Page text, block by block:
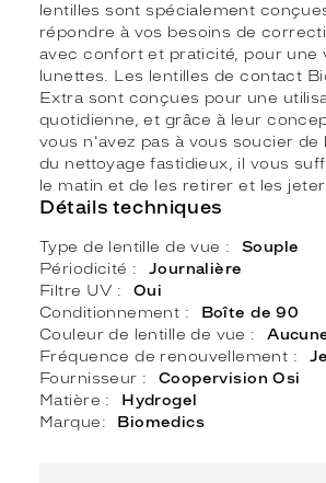
lentilles sont spécialement
répondre à vos besoins de
avec confort et praticité, pour une
lunettes. Les lentilles de contact
Extra sont conçues pour une
quotidienne, et grâce à leur
vous n'avez pas à vous soucier
du nettoyage fastidieux, il vous
le matin et de les retirer et les
Détails techniques
Type de lentille de vue
Souple
Périodicité
Journalière
Filtre UV
Oui
Conditionnement
Boîte de 90
Couleur de lentille de vue
Fréquence de renouvellement
Fournisseur
Coopervision Osi
Matière
Hydrogel
Marque
Biomedics